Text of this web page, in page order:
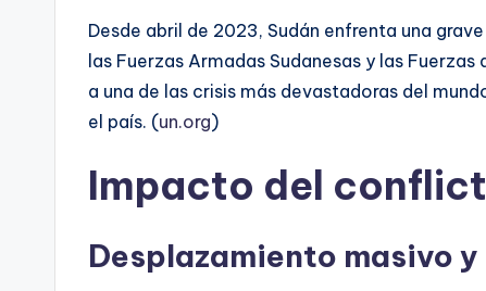
Desde abril de 2023, Sudán enfrenta una
las Fuerzas Armadas Sudanesas y las
a una de las crisis más devastadoras del
el país. (un.org)
Impacto del
Desplazamiento masivo